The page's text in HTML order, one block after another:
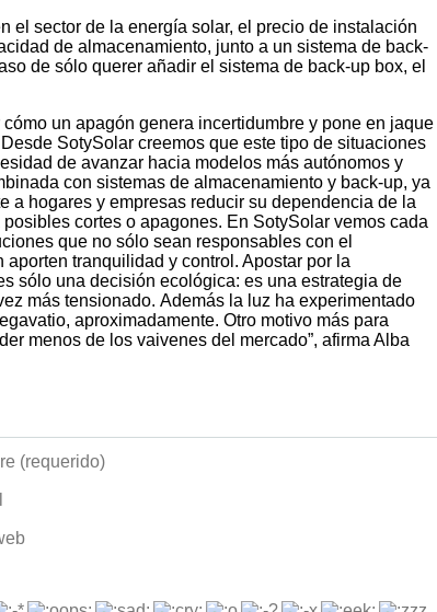
el sector de la energía solar, el precio de instalación
de almacenamiento, junto a un sistema de back-
de sólo querer añadir el sistema de back-up box, el
un apagón genera incertidumbre y pone en jaque
SotySolar creemos que este tipo de situaciones
de avanzar hacia modelos más autónomos y
con sistemas de almacenamiento y back-up, ya
a hogares y empresas reducir su dependencia de la
cortes o apagones. En SotySolar vemos cada
que no sólo sean responsables con el
tranquilidad y control. Apostar por la
sólo una decisión ecológica: es una estrategia de
más tensionado. Además la luz ha experimentado
aproximadamente. Otro motivo más para
menos de los vaivenes del mercado”, afirma Alba
(requerido)